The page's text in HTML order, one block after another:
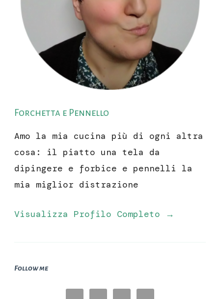
Forchetta e Pennello
Amo la mia cucina più di ogni altra
cosa: il piatto una tela da
dipingere e forbice e pennelli la
mia miglior distrazione
Visualizza Profilo Completo →
Follow me